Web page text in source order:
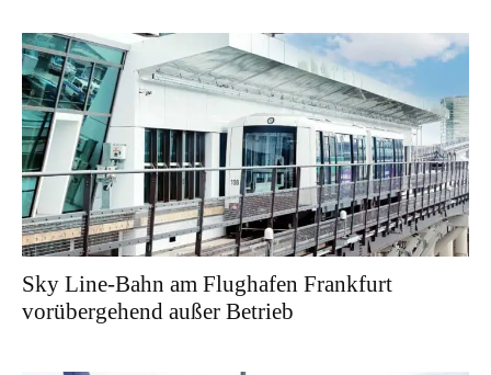
Sky Line-Bahn am Flughafen Frankfurt
vorübergehend außer Betrieb